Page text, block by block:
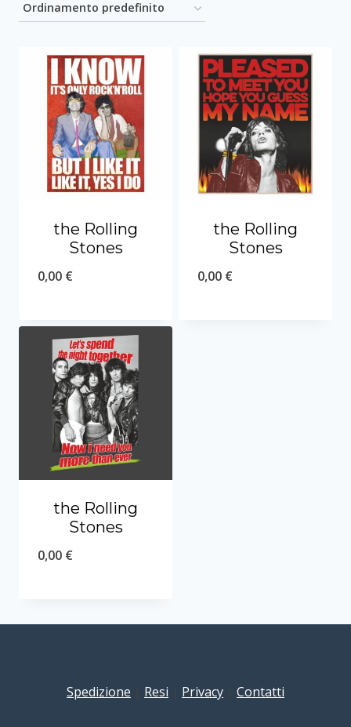
the Rolling
Stones
0,00 €
the Rolling
Stones
0,00 €
the Rolling
Stones
0,00 €
Spedizione Resi Privacy Contatti